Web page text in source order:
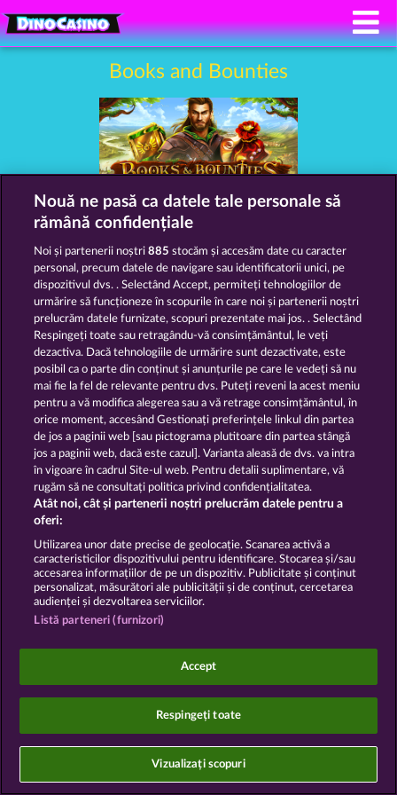
Books and Bounties
Termeni și condiții
Declarație de confidențialitate
Asistență tehnică Firmă
Întrebări frecvente Facebook Blog
Trimite Cererea de Retragere
Jocurile din cazinoul de socializare au ca unic scop
distracția și nu influențează în niciun fel orice viitor
succes posibil la jocurile de noroc cu bani reali.
©2026 Whow Games GmbH
Nouă ne pasă ca datele tale personale să
rămână confidențiale
Noi și partenerii noștri885 stocăm și accesăm date cu caracter
personal, precum datele de navigare sau identificatorii unici, pe
dispozitivul dvs. . Selectând Accept, permiteți tehnologiilor de
urmărire să funcționeze în scopurile în care noi și partenerii noștri
prelucrăm datele furnizate, scopuri prezentate mai jos. . Selectând
Respingeți toate sau retragându-vă consimțământul, le veți
dezactiva. Dacă tehnologiile de urmărire sunt dezactivate, este
posibil ca o parte din conținut și anunțurile pe care le vedeți să nu
mai fie la fel de relevante pentru dvs. Puteți reveni la acest meniu
pentru a vă modifica alegerea sau a vă retrage consimțământul, în
orice moment, accesând Gestionați preferințele linkul din partea
de jos a paginii web [sau pictograma plutitoare din partea stângă
jos a paginii web, dacă este cazul]. Varianta aleasă de dvs. va intra
în vigoare în cadrul Site-ul web. Pentru detalii suplimentare, vă
rugăm să ne consultați politica privind confidențialitatea.
Atât noi, cât și partenerii noștri prelucrăm datele pentru a
oferi:
Utilizarea unor date precise de geolocație. Scanarea activă a
caracteristicilor dispozitivului pentru identificare. Stocarea și/sau
accesarea informațiilor de pe un dispozitiv. Publicitate și conținut
personalizat, măsurători ale publicității și de conținut, cercetarea
audienței și dezvoltarea serviciilor.
Listă parteneri (furnizori)
Accept
Respingeți toate
Vizualizați scopuri